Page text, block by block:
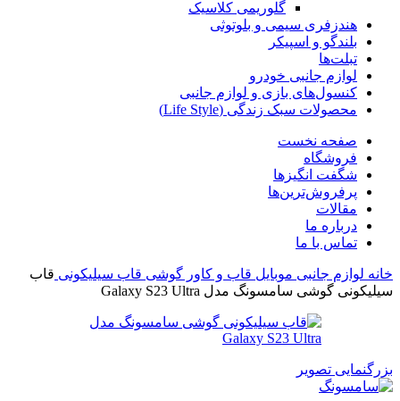
گلوریمی کلاسیک
هندزفری سیمی و بلوتوثی
بلندگو و اسپیکر
تبلت‌ها
لوازم جانبی خودرو
کنسول‌های بازی و لوازم جانبی
محصولات سبک زندگی (Life Style)
صفحه نخست
فروشگاه
شگفت انگیزها
پرفروش‌ترین‌ها
مقالات
درباره ما
تماس با ما
خانه لوازم جانبی موبایل قاب و کاور گوشی قاب سیلیکونی قاب
سیلیکونی گوشی سامسونگ مدل Galaxy S23 Ultra
بزرگنمایی تصویر